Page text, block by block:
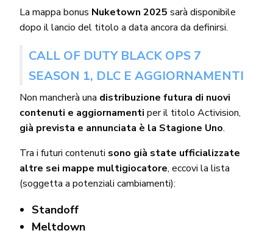
La mappa bonus Nuketown 2025 sarà disponibile
dopo il lancio del titolo a data ancora da definirsi.
CALL OF DUTY BLACK OPS 7
SEASON 1, DLC E AGGIORNAMENTI
Non mancherà una distribuzione futura di nuovi
contenuti e aggiornamenti per il titolo Activision,
già prevista e annunciata è la Stagione Uno.
Tra i futuri contenuti sono già state ufficializzate
altre sei mappe multigiocatore, eccovi la lista
(soggetta a potenziali cambiamenti):
Standoff
Meltdown